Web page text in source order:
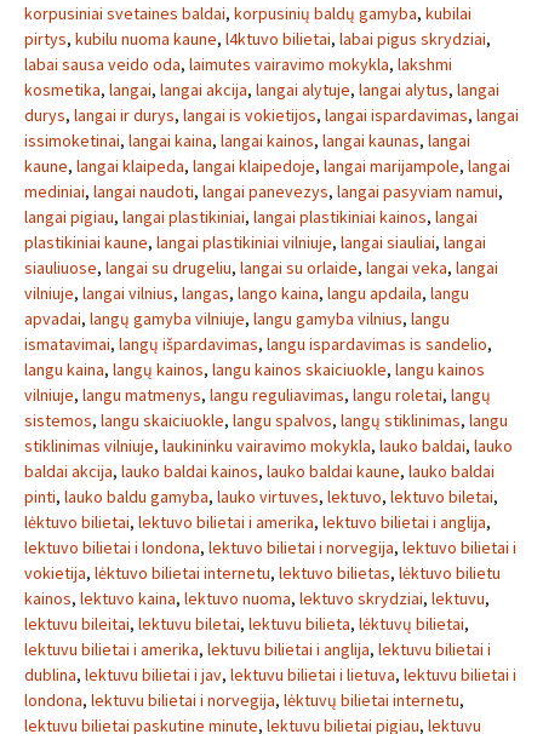
korpusiniai svetaines baldai, korpusinių baldų gamyba, kubilai
pirtys, kubilu nuoma kaune, l4ktuvo bilietai, labai pigus skrydziai,
labai sausa veido oda, laimutes vairavimo mokykla, lakshmi
kosmetika, langai, langai akcija, langai alytuje, langai alytus, langai
durys, langai ir durys, langai is vokietijos, langai ispardavimas, langai
issimoketinai, langai kaina, langai kainos, langai kaunas, langai
kaune, langai klaipeda, langai klaipedoje, langai marijampole, langai
mediniai, langai naudoti, langai panevezys, langai pasyviam namui,
langai pigiau, langai plastikiniai, langai plastikiniai kainos, langai
plastikiniai kaune, langai plastikiniai vilniuje, langai siauliai, langai
siauliuose, langai su drugeliu, langai su orlaide, langai veka, langai
vilniuje, langai vilnius, langas, lango kaina, langu apdaila, langu
apvadai, langų gamyba vilniuje, langu gamyba vilnius, langu
ismatavimai, langų išpardavimas, langu ispardavimas is sandelio,
langu kaina, langų kainos, langu kainos skaiciuokle, langu kainos
vilniuje, langu matmenys, langu reguliavimas, langu roletai, langų
sistemos, langu skaiciuokle, langu spalvos, langų stiklinimas, langu
stiklinimas vilniuje, laukininku vairavimo mokykla, lauko baldai, lauko
baldai akcija, lauko baldai kainos, lauko baldai kaune, lauko baldai
pinti, lauko baldu gamyba, lauko virtuves, lektuvo, lektuvo biletai,
lėktuvo bilietai, lektuvo bilietai i amerika, lektuvo bilietai i anglija,
lektuvo bilietai i londona, lektuvo bilietai i norvegija, lektuvo bilietai i
vokietija, lėktuvo bilietai internetu, lektuvo bilietas, lėktuvo bilietu
kainos, lektuvo kaina, lektuvo nuoma, lektuvo skrydziai, lektuvu,
lektuvu bileitai, lektuvu biletai, lektuvu bilieta, lėktuvų bilietai,
lektuvu bilietai i amerika, lektuvu bilietai i anglija, lektuvu bilietai i
dublina, lektuvu bilietai i jav, lektuvu bilietai i lietuva, lektuvu bilietai i
londona, lektuvu bilietai i norvegija, lėktuvų bilietai internetu,
lektuvu bilietai paskutine minute, lektuvu bilietai pigiau, lektuvu